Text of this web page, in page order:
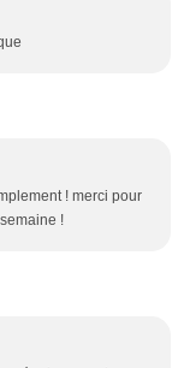
! merci pour
!